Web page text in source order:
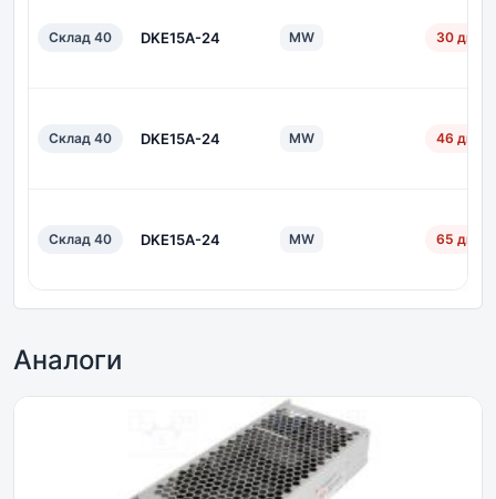
Склад 40 DKE15A-24 MW 30 дн.
Склад 40 DKE15A-24 MW 46 дн.
Склад 40 DKE15A-24 MW 65 дн.
Аналоги